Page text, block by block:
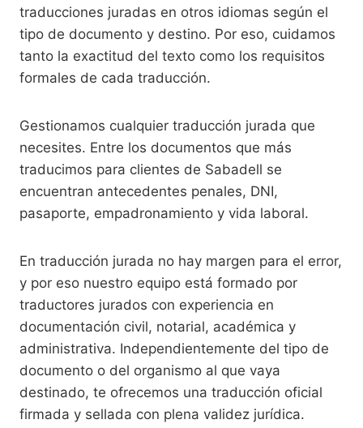
traducciones juradas en otros idiomas según el
tipo de documento y destino. Por eso, cuidamos
tanto la exactitud del texto como los requisitos
formales de cada traducción.
Gestionamos cualquier traducción jurada que
necesites. Entre los documentos que más
traducimos para clientes de Sabadell se
encuentran antecedentes penales, DNI,
pasaporte, empadronamiento y vida laboral.
En traducción jurada no hay margen para el error,
y por eso nuestro equipo está formado por
traductores jurados con experiencia en
documentación civil, notarial, académica y
administrativa. Independientemente del tipo de
documento o del organismo al que vaya
destinado, te ofrecemos una traducción oficial
firmada y sellada con plena validez jurídica.